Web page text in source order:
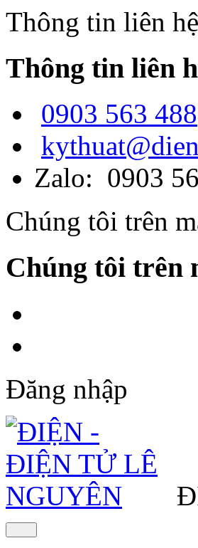
Thông tin liên hệ
Thông tin liên
0903 563 488
Zalo: 0903
Chúng tôi trên
Chúng tôi trên
Đăng nhập